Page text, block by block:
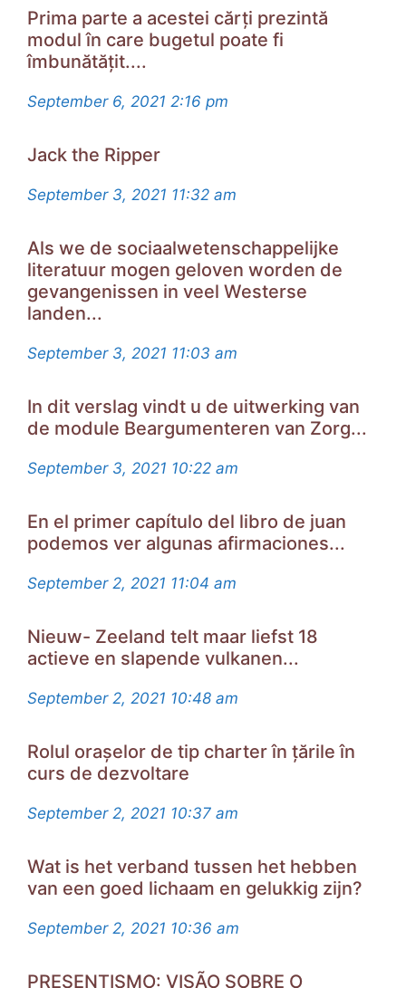
Prima parte a acestei cărți prezintă
modul în care bugetul poate fi
îmbunătățit....
September 6, 2021 2:16 pm
Jack the Ripper
September 3, 2021 11:32 am
Als we de sociaalwetenschappelijke
literatuur mogen geloven worden de
gevangenissen in veel Westerse
landen...
September 3, 2021 11:03 am
In dit verslag vindt u de uitwerking van
de module Beargumenteren van Zorg...
September 3, 2021 10:22 am
En el primer capítulo del libro de juan
podemos ver algunas afirmaciones...
September 2, 2021 11:04 am
Nieuw- Zeeland telt maar liefst 18
actieve en slapende vulkanen...
September 2, 2021 10:48 am
Rolul orașelor de tip charter în țările în
curs de dezvoltare
September 2, 2021 10:37 am
Wat is het verband tussen het hebben
van een goed lichaam en gelukkig zijn?
September 2, 2021 10:36 am
PRESENTISMO: VISÃO SOBRE O